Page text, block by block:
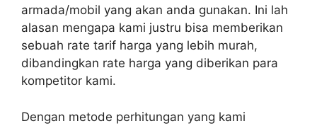
armada/mobil yang akan anda gunakan. Ini lah
alasan mengapa kami justru bisa memberikan
sebuah rate tarif harga yang lebih murah,
dibandingkan rate harga yang diberikan para
kompetitor kami.
Dengan metode perhitungan yang kami